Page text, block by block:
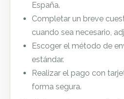
España.
Completar un breve
cuando sea necesario,
Escoger el método de
estándar.
Realizar el pago con
forma segura.